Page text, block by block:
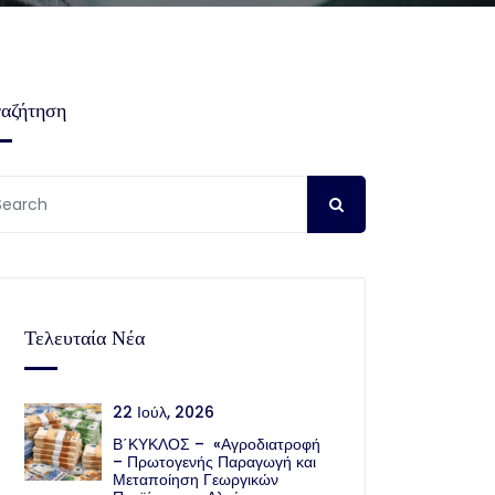
Τελευταία Νέα
22 Ιούλ, 2026
Β΄ΚΥΚΛΟΣ – «Αγροδιατροφή
– Πρωτογενής Παραγωγή και
Μεταποίηση Γεωργικών